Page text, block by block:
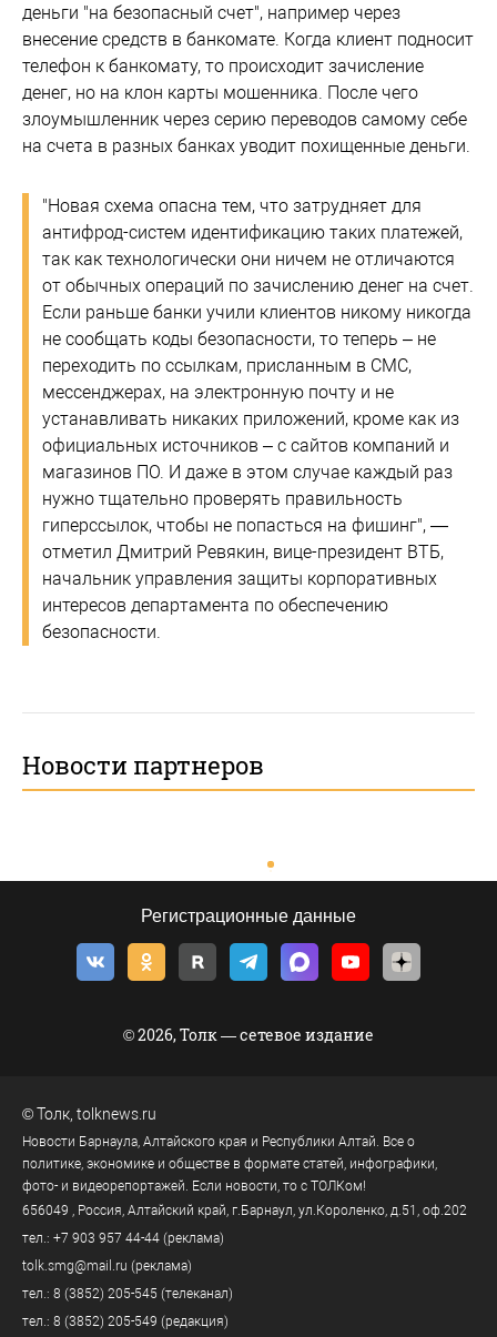
деньги "на безопасный счет", например через
внесение средств в банкомате. Когда клиент подносит
телефон к банкомату, то происходит зачисление
денег, но на клон карты мошенника. После чего
злоумышленник через серию переводов самому себе
на счета в разных банках уводит похищенные деньги.
"Новая схема опасна тем, что затрудняет для
антифрод-систем идентификацию таких платежей,
так как технологически они ничем не отличаются
от обычных операций по зачислению денег на счет.
Если раньше банки учили клиентов никому никогда
не сообщать коды безопасности, то теперь – не
переходить по ссылкам, присланным в СМС,
мессенджерах, на электронную почту и не
устанавливать никаких приложений, кроме как из
официальных источников – с сайтов компаний и
магазинов ПО. И даже в этом случае каждый раз
нужно тщательно проверять правильность
гиперссылок, чтобы не попасться на фишинг", —
отметил Дмитрий Ревякин, вице-президент ВТБ,
начальник управления защиты корпоративных
интересов департамента по обеспечению
безопасности.
Новости партнеров
Регистрационные данные
© 2026, Толк — сетевое издание
©Толк tolknews.ru
Новости Барнаула, Алтайского края и Республики Алтай. Все о
политике, экономике и обществе в формате статей, инфографики,
фото- и видеорепортажей. Если новости, то с ТОЛКом!
656049
, Россия, Алтайский край, г. Барнаул ул.Короленко, д.51, оф.202
тел.: +7 903 957 44-44 (реклама)
tolk.smg@mail.ru (реклама)
тел.: 8 (3852) 205-545 (телеканал)
тел.: 8 (3852) 205-549 (редакция)